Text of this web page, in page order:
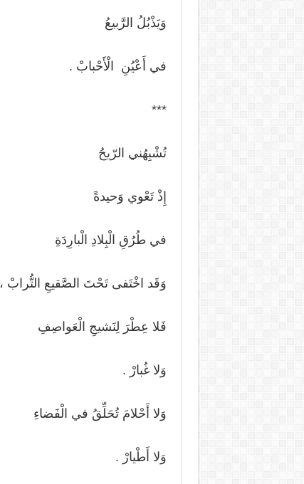
وَيَذْبُلُ الرَّبيعُ
في أَعْيُنِ الْأَحْبابْ .
***
تُشْبِهُني الرّيحُ
إِذْ تَعْوي وَحيدةً
في طُرُقِ الْبِلادِ الْبارِدَةِ
وَقَد اخْتَفى تَحْتَ الصَّقيعِ التُّرابْ ،
فَلا عِطْرَ لِنَشيجِ الْعَواصِفِ
وَلا غُبارْ .
وَلا أَحْلامَ تُحَلِّقُ في الْفَضاءِ
وَلا أَطْيارْ .